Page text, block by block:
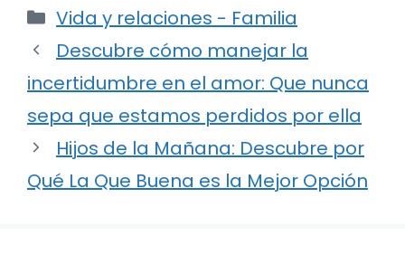
Categorías
Vida y relaciones - Familia
Descubre cómo manejar la
incertidumbre en el amor: Que nunca
sepa que estamos perdidos por ella
Hijos de la Mañana: Descubre por
Qué La Que Buena es la Mejor Opción